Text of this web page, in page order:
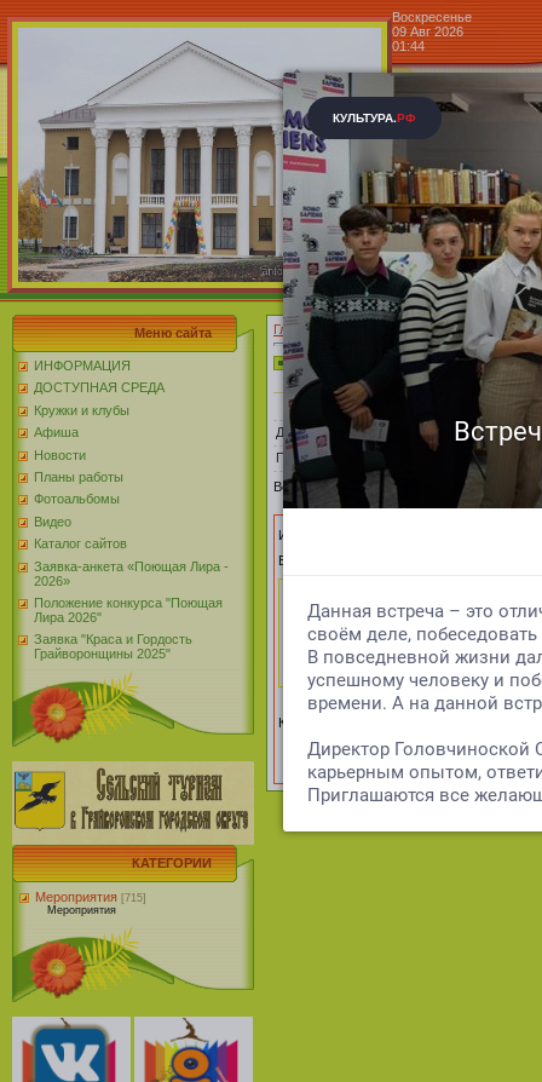
Воскресенье
09 Авг 2026
01:44
Центр
Доска объявлений »
Меню сайта
ИНФОРМАЦИЯ
ДОСТУПНАЯ СРЕДА
Кружки и клубы
Афиша
Новости
Планы работы
Фотоальбомы
Видео
Каталог сайтов
Заявка-анкета «Поющая Лира -
2026»
Положение конкурса "Поющая
Лира 2026"
Заявка "Краса и Гордость
Грайворонщины 2025"
КАТЕГОРИИ
Мероприятия [715]
Мероприятия
Главная Доска объявлений»
Афиша
Добавил: Golovchino
Просмотров
Всего комментариев
Имя *:
Email *:
Код *: